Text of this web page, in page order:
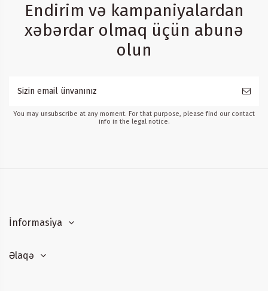
Endirim və kampaniyalardan
xəbərdar olmaq üçün abunə
olun
You may unsubscribe at any moment. For that purpose, please find our contact
info in the legal notice.
İnformasiya
Əlaqə